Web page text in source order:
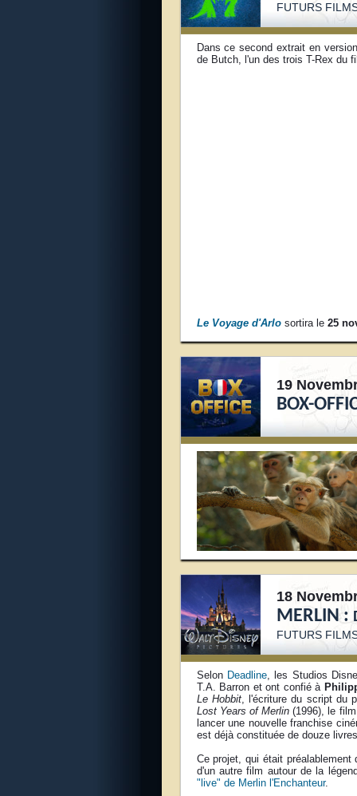
FUTURS
Dans ce second extrait en
de Butch, l'un des trois T-Rex du
Le Voyage d'Arlosortira le 25
19
BOX-
18
MERLIN :
FUTURS
Selon Deadline, les Studios
T.A. Barron et ont confié à
Le Hobbit, l'écriture du script du
Lost Years of Merlin (1996), le
lancer une nouvelle franchise
est déjà constituée de douze
Ce projet, qui était
d'un autre film autour de la
"live" de Merlin l'Enchanteur.